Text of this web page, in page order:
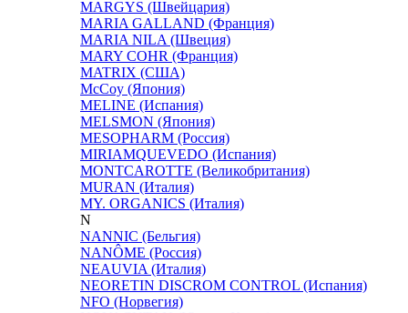
MARGYS (Швейцария)
MARIA GALLAND (Франция)
MARIA NILA (Швеция)
MARY COHR (Франция)
MATRIX (США)
McCoy (Япония)
MELINE (Испания)
MELSMON (Япония)
MESOPHARM (Россия)
MIRIAMQUEVEDO (Испания)
MONTCAROTTE (Великобритания)
MURAN (Италия)
MY. ORGANICS (Италия)
N
NANNIC (Бельгия)
NANÔME (Россия)
NEAUVIA (Италия)
NEORETIN DISCROM CONTROL (Испания)
NFO (Норвегия)